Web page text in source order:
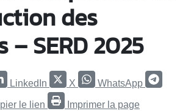
des
– SERD 2025
LinkedIn X WhatsApp
le lien Imprimer la page